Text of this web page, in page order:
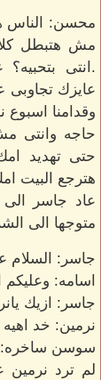
محسن: الناس
مش هتبطل
.انتى
عايزك تجاوبى
وقدامنا
حاجه وانتى
حتى تهديد
هترجع البيت
عاد جاسر
متوجها الى
جاسر: السلام
اسامه: وعليكم
جاسر: ازيك
نرمين: خد
سوسن ساخره:
لم ترد نرمين